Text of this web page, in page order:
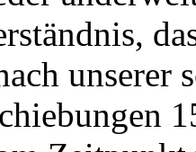
unserer